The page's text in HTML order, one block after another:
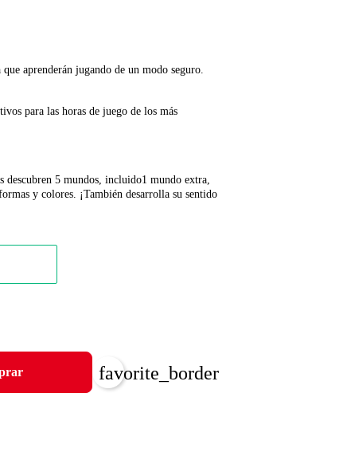
aprenderán jugando de un modo seguro.
para las horas de juego de los más
5 mundos, incluido1 mundo extra,
y colores. ¡También desarrolla su sentido
favorite_border